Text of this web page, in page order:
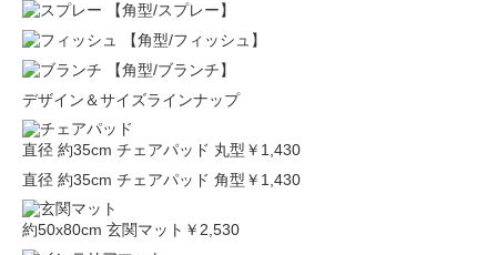
【角型/スプレー】
【角型/フィッシュ】
【角型/ブランチ】
デザイン＆サイズラインナップ
直径 約35cm チェアパッド 丸型 ￥1,430
直径 約35cm チェアパッド 角型 ￥1,430
約50x80cm 玄関マット ￥2,530